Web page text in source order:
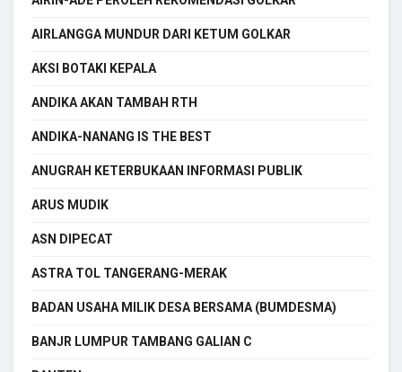
AIRLANGGA MUNDUR DARI KETUM GOLKAR
AKSI BOTAKI KEPALA
ANDIKA AKAN TAMBAH RTH
ANDIKA-NANANG IS THE BEST
ANUGRAH KETERBUKAAN INFORMASI PUBLIK
ARUS MUDIK
ASN DIPECAT
ASTRA TOL TANGERANG-MERAK
BADAN USAHA MILIK DESA BERSAMA (BUMDESMA)
BANJR LUMPUR TAMBANG GALIAN C